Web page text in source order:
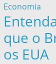
Economia
que o
os EUA